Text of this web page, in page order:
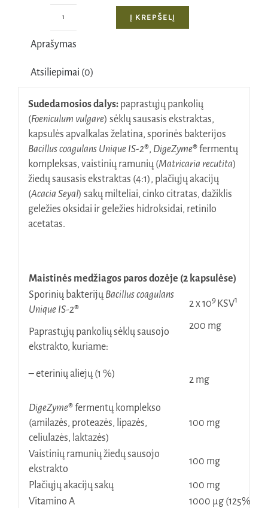
Complex
sporinėmis
bakterijomis
Unique
N60
Į KREPŠELĮ
Aprašymas
Atsiliepimai (0)
Sudedamosios dalys:paprastųjų pankolių
(Foeniculum vulgare) sėklų sausasis ekstraktas,
kapsulės apvalkalas želatina, sporinės bakterijos
Bacillus coagulans Unique IS-2®, DigeZyme®fermentų
kompleksas, vaistinių ramunių (Matricaria recutita)
žiedų sausasis ekstraktas (4:1), plačiųjų akacijų
(Acacia Seyal) sakų milteliai, cinko citratas, dažiklis
geležies oksidai ir geležies hidroksidai, retinilo
acetatas.
Maistinės medžiagos paros dozėje (2 kapsulėse)
Sporinių bakterijų Bacillus coagulans
Unique IS-2®
2 x 109 KSV1
Paprastųjų pankolių sėklų sausojo
ekstrakto, kuriame:
– eterinių aliejų (1 %)
200 mg
2 mg
DigeZyme®fermentų komplekso
(amilazės, proteazės, lipazės,
celiulazės, laktazės)
100 mg
Vaistinių ramunių žiedų sausojo
ekstrakto
100 mg
Plačiųjų akacijų sakų
100 mg
Vitamino A
1000 µg (125%